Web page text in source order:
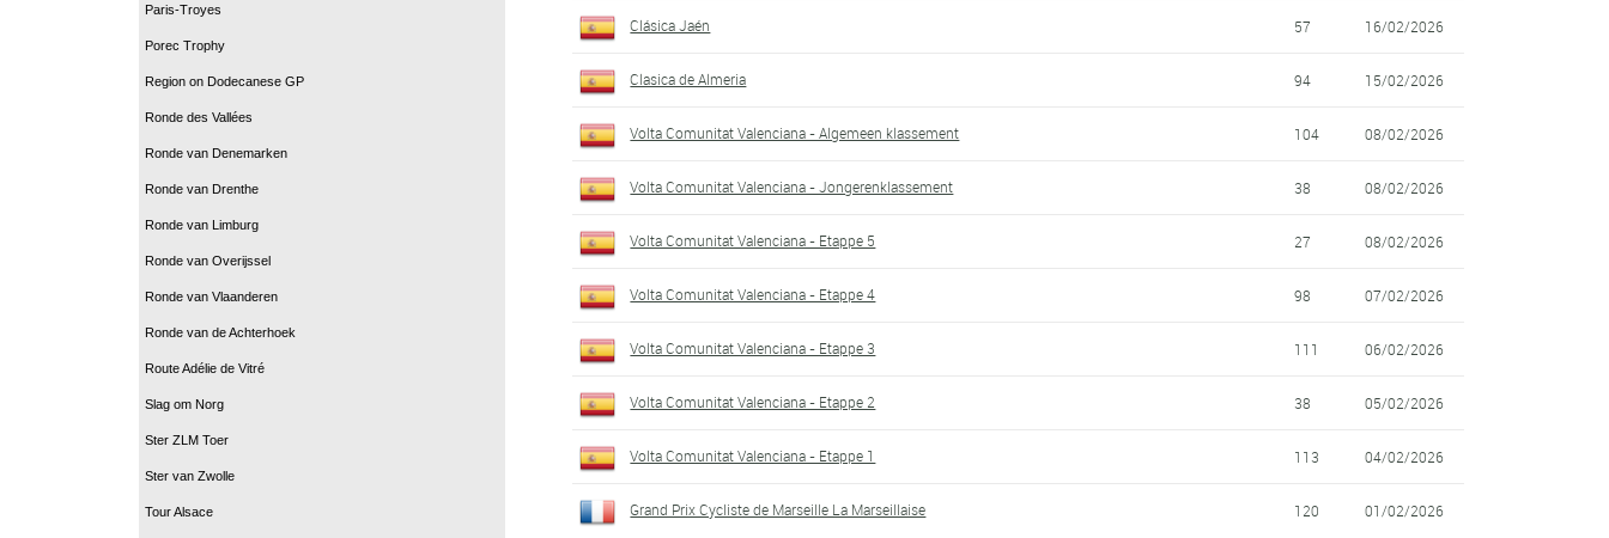
Paris-Troyes
Porec Trophy
Region on Dodecanese GP
Ronde des Vallées
Ronde van Denemarken
Ronde van Drenthe
Ronde van Limburg
Ronde van Overijssel
Ronde van Vlaanderen
Ronde van de Achterhoek
Route Adélie de Vitré
Slag om Norg
Ster ZLM Toer
Ster van Zwolle
Tour Alsace
Clásica Jaén 57 16/02/2026
Clasica de Almeria 94 15/02/2026
Volta Comunitat Valenciana - Algemeen klassement 104 08/02/2026
Volta Comunitat Valenciana - Jongerenklassement 38 08/02/2026
Volta Comunitat Valenciana - Etappe 5 27 08/02/2026
Volta Comunitat Valenciana - Etappe 4 98 07/02/2026
Volta Comunitat Valenciana - Etappe 3 111 06/02/2026
Volta Comunitat Valenciana - Etappe 2 38 05/02/2026
Volta Comunitat Valenciana - Etappe 1 113 04/02/2026
Grand Prix Cycliste de Marseille La Marseillaise 120 01/02/2026